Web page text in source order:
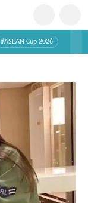
#ASEAN Cup 2026